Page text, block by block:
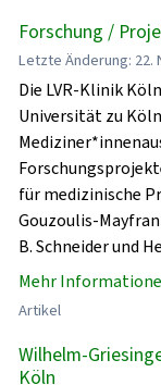
Forschung /
Letzte Änderung: 22.
Die LVR-Klinik
Universität zu
für medizinische
Gouzoulis-
B. Schneider und
Mehr
Artikel
Wilhelm-
Köln